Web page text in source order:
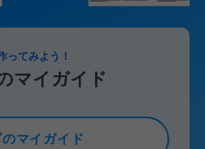
ってみよう！
マイガイド
マイガイド